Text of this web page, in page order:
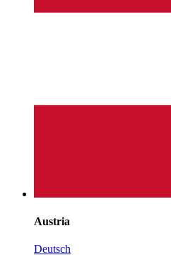
Austria
Deutsch